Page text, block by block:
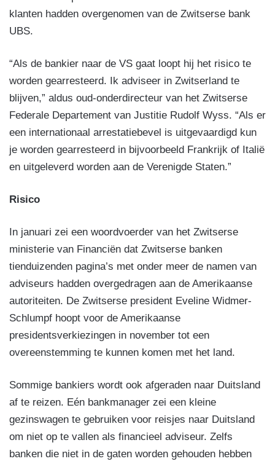
klanten hadden overgenomen van de Zwitserse bank
UBS.
“Als de bankier naar de VS gaat loopt hij het risico te
worden gearresteerd. Ik adviseer in Zwitserland te
blijven,” aldus oud-onderdirecteur van het Zwitserse
Federale Departement van Justitie Rudolf Wyss. “Als er
een internationaal arrestatiebevel is uitgevaardigd kun
je worden gearresteerd in bijvoorbeeld Frankrijk of Italië
en uitgeleverd worden aan de Verenigde Staten.”
Risico
In januari zei een woordvoerder van het Zwitserse
ministerie van Financiën dat Zwitserse banken
tienduizenden pagina’s met onder meer de namen van
adviseurs hadden overgedragen aan de Amerikaanse
autoriteiten. De Zwitserse president Eveline Widmer-
Schlumpf hoopt voor de Amerikaanse
presidentsverkiezingen in november tot een
overeenstemming te kunnen komen met het land.
Sommige bankiers wordt ook afgeraden naar Duitsland
af te reizen. Eén bankmanager zei een kleine
gezinswagen te gebruiken voor reisjes naar Duitsland
om niet op te vallen als financieel adviseur. Zelfs
banken die niet in de gaten worden gehouden hebben